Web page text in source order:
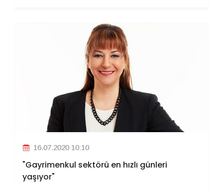
16.07.2020 10:10
"Gayrimenkul sektörü en hızlı günleri
yaşıyor"